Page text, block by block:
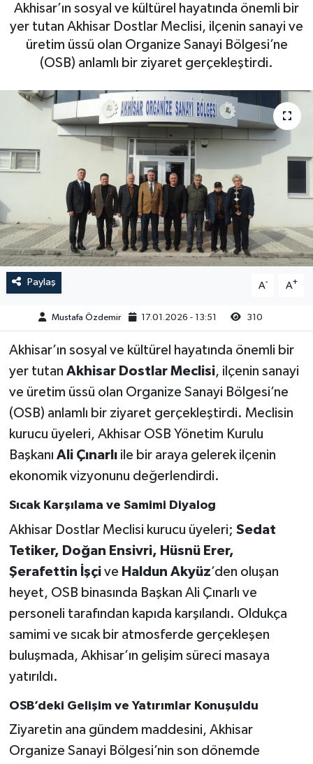
Akhisar’ın sosyal ve kültürel hayatında önemli bir
yer tutan Akhisar Dostlar Meclisi, ilçenin sanayi ve
üretim üssü olan Organize Sanayi Bölgesi’ne
(OSB) anlamlı bir ziyaret gerçekleştirdi.
Paylaş A- A+
Mustafa Özdemir 17.01.2026 - 13:51 310
Akhisar’ın sosyal ve kültürel hayatında önemli bir
yer tutan Akhisar Dostlar Meclisi, ilçenin sanayi
ve üretim üssü olan Organize Sanayi Bölgesi’ne
(OSB) anlamlı bir ziyaret gerçekleştirdi. Meclisin
kurucu üyeleri, Akhisar OSB Yönetim Kurulu
Başkanı Ali Çınarlıile bir araya gelerek ilçenin
ekonomik vizyonunu değerlendirdi.
Sıcak Karşılama ve Samimi Diyalog
Akhisar Dostlar Meclisi kurucu üyeleri; Sedat
Tetiker, Doğan Ensivri, Hüsnü Erer,
Şerafettin İşçive Haldun Akyüz’den oluşan
heyet, OSB binasında Başkan Ali Çınarlı ve
personeli tarafından kapıda karşılandı. Oldukça
samimi ve sıcak bir atmosferde gerçekleşen
buluşmada, Akhisar’ın gelişim süreci masaya
yatırıldı.
OSB’deki Gelişim ve Yatırımlar Konuşuldu
Ziyaretin ana gündem maddesini, Akhisar
Organize Sanayi Bölgesi’nin son dönemde
Magazin
Duyurular
Kadın
Teknoloji
Yerel Haber
Akhisar Emlak
Ülke
Etiketler
Duyurular
Tarım-Gıda
Sektörel
Röportaj
Dünya
Yaşam
Kadın
Teknoloji
Yerel Haber
Akhisar Emlak
Etiketler